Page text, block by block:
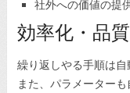
社外への価値の提
効率化・品
繰り返しやる手順は自
また、パラメーター